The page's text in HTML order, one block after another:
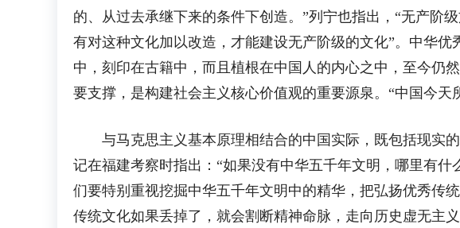
的、从过去承继下来的条件下创造。”列宁也指出，“无产阶
有对这种文化加以改造，才能建设无产阶级的文化”。中华
中，刻印在古籍中，而且植根在中国人的内心之中，至今仍
要支撑，是构建社会主义核心价值观的重要源泉。“中国今
与马克思主义基本原理相结合的中国实际，既包括现实的
记在福建考察时指出：“如果没有中华五千年文明，哪里有
们要特别重视挖掘中华五千年文明中的精华，把弘扬优秀传
传统文化如果丢掉了，就会割断精神命脉，走向历史虚无主